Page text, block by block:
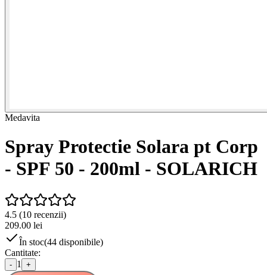
Medavita
Spray Protectie Solara pt Corp
- SPF 50 - 200ml - SOLARICH
4.5 (10 recenzii)
209.00 lei
În stoc(44 disponibile)
Cantitate:
- 1 +